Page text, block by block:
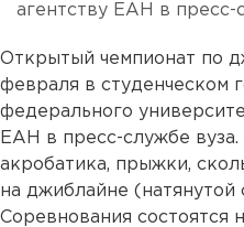
агентству ЕАН в пресс-
Открытый чемпионат по
февраля в студенческом
федерального
ЕАН в пресс-службе
акробатика, прыжки,
на джиблайне (натянутой
Соревнования состоятся